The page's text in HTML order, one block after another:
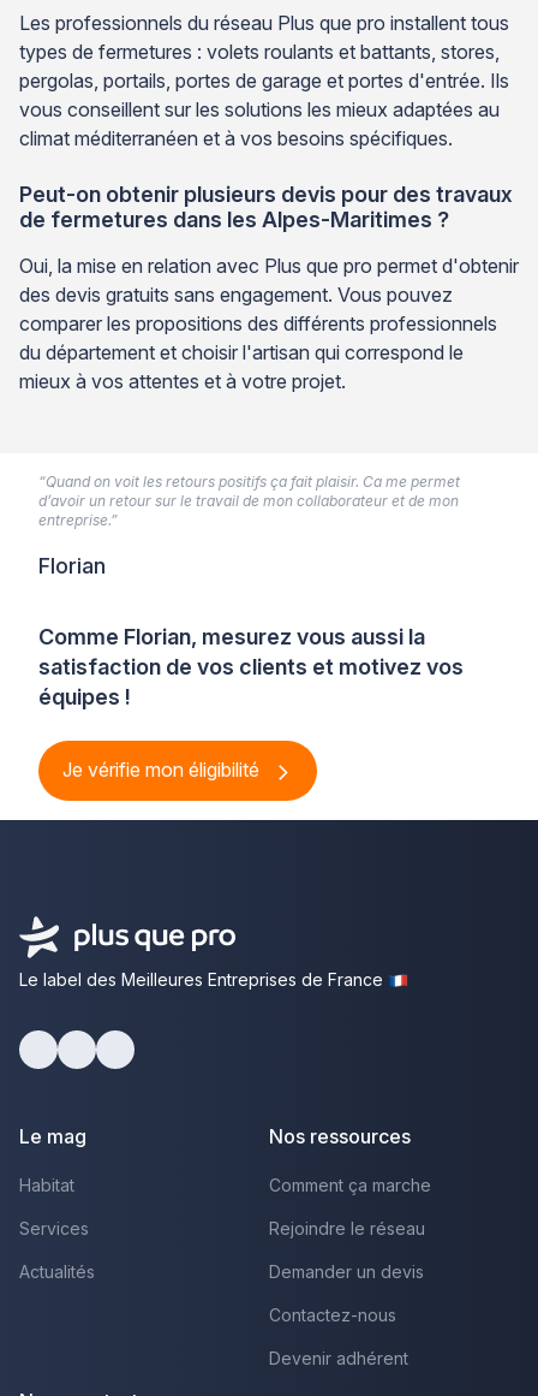
Les professionnels du réseau Plus que pro installent tous
types de fermetures : volets roulants et battants, stores,
pergolas, portails, portes de garage et portes d'entrée. Ils
vous conseillent sur les solutions les mieux adaptées au
climat méditerranéen et à vos besoins spécifiques.
Peut-on obtenir plusieurs devis pour des travaux
de fermetures dans les Alpes-Maritimes ?
Oui, la mise en relation avec Plus que pro permet d'obtenir
des devis gratuits sans engagement. Vous pouvez
comparer les propositions des différents professionnels
du département et choisir l'artisan qui correspond le
mieux à vos attentes et à votre projet.
Comme Florian, mesurez vous aussi la
satisfaction de vos clients et motivez vos
équipes !
Je vérifie mon éligibilité
“Quand on voit les retours positifs ça fait plaisir. Ca me permet
d’avoir un retour sur le travail de mon collaborateur et de mon
entreprise.”
Florian
Le label des Meilleures Entreprises de France
Le mag
Habitat
Services
Actualités
Nos ressources
Comment ça marche
Rejoindre le réseau
Demander un devis
Contactez-nous
Devenir adhérent